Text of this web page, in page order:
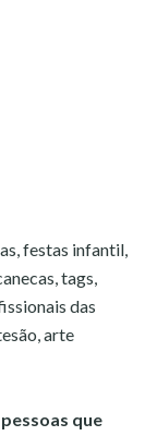
festas infantil,
tags,
das
arte
que